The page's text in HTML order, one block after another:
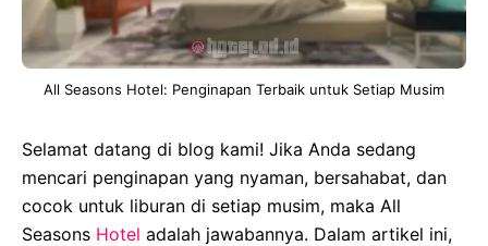
All Seasons Hotel: Penginapan Terbaik untuk Setiap Musim
Selamat datang di blog kami! Jika Anda sedang
mencari penginapan yang nyaman, bersahabat, dan
cocok untuk liburan di setiap musim, maka All
Seasons Hotel adalah jawabannya. Dalam artikel ini,